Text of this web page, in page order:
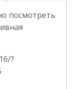
посмотреть
?